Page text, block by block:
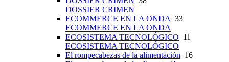
DOSSIER CRIMEN
ECOMMERCE EN LA ONDA 33
ECOMMERCE EN LA ONDA
ECOSISTEMA TECNOLÓGICO 11
ECOSISTEMA TECNOLÓGICO
El rompecabezas de la alimentación 16